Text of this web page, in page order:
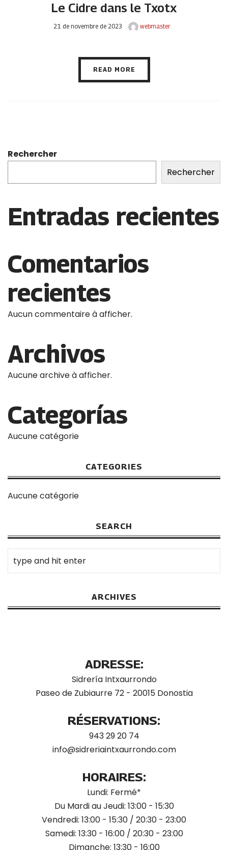
Le Cidre dans le Txotx
21 de novembre de 2023 webmaster
READ MORE
Rechercher
Rechercher
Entradas recientes
Comentarios
recientes
Aucun commentaire à afficher.
Archivos
Aucune archive à afficher.
Categorías
Aucune catégorie
CATEGORIES
Aucune catégorie
SEARCH
ARCHIVES
ADRESSE:
Sidrería Intxaurrondo
Paseo de Zubiaurre 72 - 20015 Donostia
RÉSERVATIONS:
943 29 20 74
info@sidreriaintxaurrondo.com
HORAIRES:
Lundi: Fermé*
Du Mardi au Jeudi: 13:00 - 15:30
Vendredi: 13:00 - 15:30 / 20:30 - 23:00
Samedi: 13:30 - 16:00 / 20:30 - 23:00
Dimanche: 13:30 - 16:00